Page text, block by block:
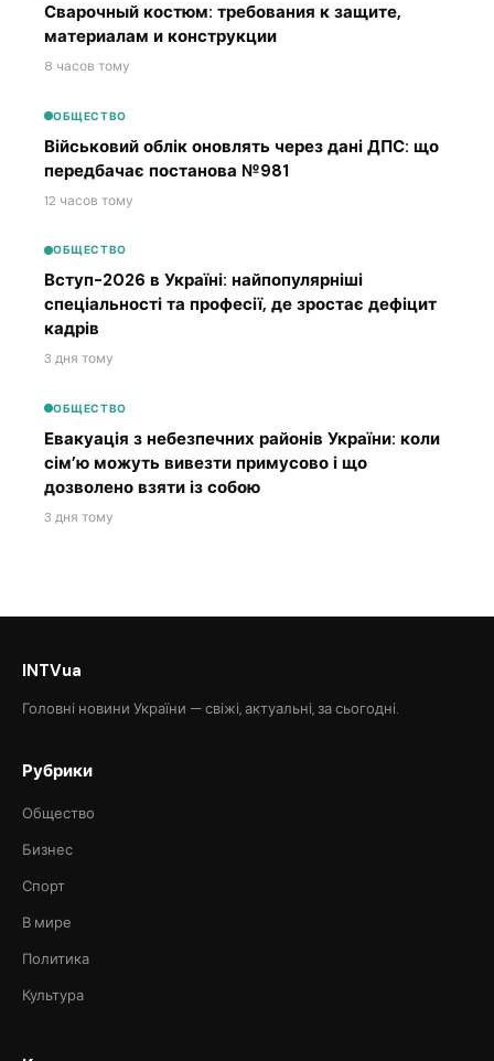
Сварочный костюм: требования к защите,
материалам и конструкции
8 часов тому
ОБЩЕСТВО
Військовий облік оновлять через дані ДПС: що
передбачає постанова №981
12 часов тому
ОБЩЕСТВО
Вступ-2026 в Україні: найпопулярніші
спеціальності та професії, де зростає дефіцит
кадрів
3 дня тому
ОБЩЕСТВО
Евакуація з небезпечних районів України: коли
сім’ю можуть вивезти примусово і що
дозволено взяти із собою
3 дня тому
INTVua
Головні новини України — свіжі, актуальні, за сьогодні.
Рубрики
Общество
Бизнес
Спорт
В мире
Политика
Культура